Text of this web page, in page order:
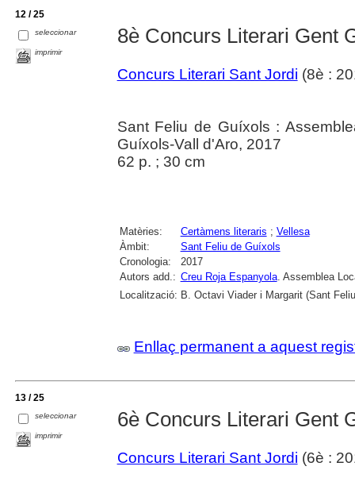
12 / 25
seleccionar
imprimir
8è Concurs Literari Gent
Concurs Literari Sant Jordi (8è :
Sant Feliu de Guíxols :
Guíxols-Vall d'Aro, 2017
62 p. ; 30 cm
Matèries: Certàmens literaris ; Vellesa
Àmbit:
Sant Feliu de Guíxols
Cronologia:
2017
Autors add.: Creu Roja Espanyola. Assemblea
Localització: B. Octavi Viader i Margarit (Sant
Enllaç permanent a aquest
13 / 25
seleccionar
imprimir
6è Concurs Literari Gent
Concurs Literari Sant Jordi (6è :